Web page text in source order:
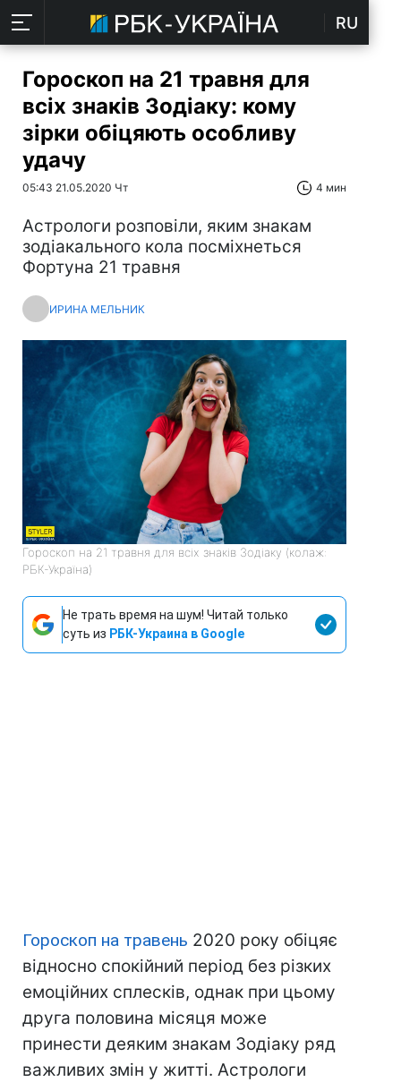
RU
Гороскоп на 21 травня для
всіх знаків Зодіаку: кому
зірки обіцяють особливу
удачу
05:43 21.05.2020 Чт 4 мин
Астрологи розповіли, яким знакам
зодіакального кола посміхнеться
Фортуна 21 травня
ИРИНА МЕЛЬНИК
Гороскоп на 21 травня для всіх знаків Зодіаку (колаж:
РБК-Україна)
Не трать время на шум! Читай только
суть из РБК-Украина в Google
Гороскоп на травень 2020 року обіцяє
відносно спокійний період без різких
емоційних сплесків, однак при цьому
друга половина місяця може
принести деяким знакам Зодіаку ряд
важливих змін у житті. Астрологи